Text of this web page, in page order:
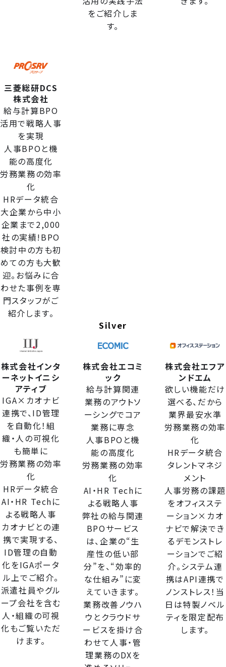
をご紹介しま
す。
三菱総研DCS
株式会社
給与計算BPO
活用で戦略人事
を実現
人事BPOと機
能の高度化
労務業務の効率
化
HRデータ統合
大企業から中小
企業まで2,000
社の実績!BPO
検討中の方も初
めての方も大歓
迎。お悩みに合
わせた事例を専
門スタッフがご
紹介します。
Silver
株式会社インタ
ーネットイニシ
アティブ
IGA×カオナビ
連携で、ID管理
を自動化！組
織・人の可視化
も簡単に
労務業務の効率
化
HRデータ統合
AI・HR Techに
よる戦略人事
カオナビとの連
携で実現する、
ID管理の自動
化をIGAポータ
ル上でご紹介。
派遣社員やグル
ープ会社を含む
人・組織の可視
化もご覧いただ
けます。
株式会社エコミ
ック
給与計算関連
業務のアウトソ
ーシングでコア
業務に専念
人事BPOと機
能の高度化
労務業務の効率
化
AI・HR Techに
よる戦略人事
弊社の給与関連
BPOサービス
は、企業の“生
産性の低い部
分”を、“効率的
な仕組み”に変
えていきます。
業務改善ノウハ
ウとクラウドサ
ービスを掛け合
わせて人事・管
理業務のDXを
株式会社エフア
ンドエム
欲しい機能だけ
選べる、だから
業界最安水準
労務業務の効率
化
HRデータ統合
タレントマネジ
メント
人事労務の課題
をオフィスステ
ーション×カオ
ナビで解決でき
るデモンストレ
ーションでご紹
介。システム連
携はAPI連携で
ノンストレス！当
日は特製ノベル
ティを限定配布
します。